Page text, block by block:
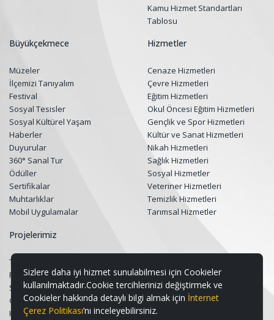
Kamu Hizmet Standartları
Tablosu
Büyükçekmece
Müzeler
İlçemizi Tanıyalım
Festival
Sosyal Tesisler
Sosyal Kültürel Yaşam
Haberler
Duyurular
360° Sanal Tur
Ödüller
Sertifikalar
Muhtarlıklar
Mobil Uygulamalar
Hizmetler
Cenaze Hizmetleri
Çevre Hizmetleri
Eğitim Hizmetleri
Okul Öncesi Eğitim Hizmetleri
Gençlik ve Spor Hizmetleri
Kültür ve Sanat Hizmetleri
Nikah Hizmetleri
Sağlık Hizmetleri
Sosyal Hizmetler
Veteriner Hizmetleri
Temizlik Hizmetleri
Tarımsal Hizmetler
Projelerimiz
Tüm Projeler
Restorasyon Projeleri
Sosyal Belediyecilik Projeleri
Gençlik ve Spor Projeleri
Kültür & Sanat ve Turizm Projeleri
Sizlere daha iyi hizmet sunulabilmesi için Cookieler
kullanılmaktadır.Cookie tercihlerinizi değiştirmek ve
Cookieler hakkında detaylı bilgi almak için İnternet
Çerez Politikası’nı inceleyebilirsiniz.